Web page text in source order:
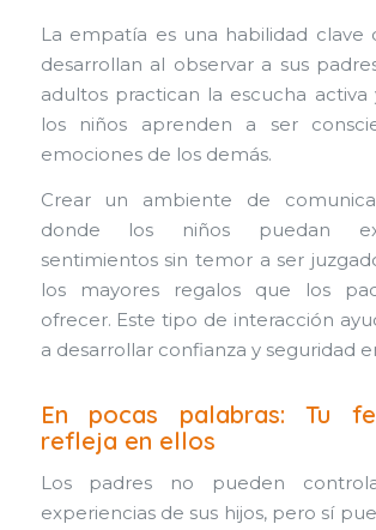
La empatía es una habilidad clave
desarrollan al observar a sus
adultos practican la escucha
los niños aprenden a ser
emociones de los demás.
Crear un ambiente de
donde los niños puedan
sentimientos sin temor a ser
los mayores regalos que los
ofrecer. Este tipo de interacción
a desarrollar confianza y seguridad
En pocas palabras: Tu
refleja en ellos
Los padres no pueden
experiencias de sus hijos, pero sí